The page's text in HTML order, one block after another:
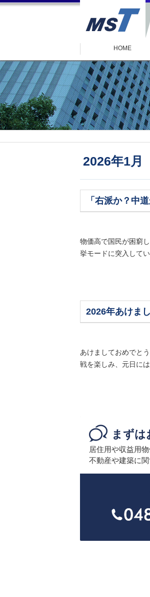
HOME
2026年1月
「右派か？中
物価高で国民が困窮
挙モードに突入して
2026年あけま
あけましておめでと
戦を楽しみ、元日に
まずは
居住用や収益用
不動産や建築に